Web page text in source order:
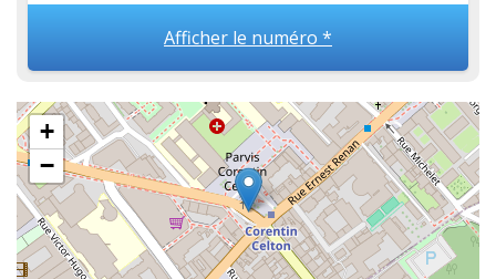
Afficher le numéro *
+
−